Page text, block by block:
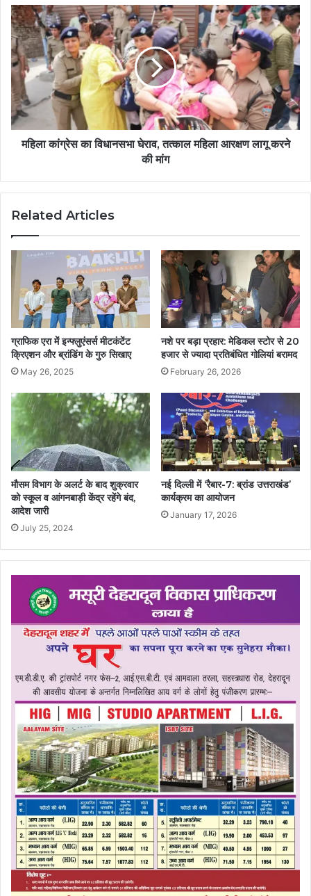
महिला कांग्रेस का विधानसभा घेराव, तत्काल महिला आरक्षण लागू करने
की मांग
Related Articles
ग्राफिक एरा में इन्फ्लुएंसर्स मीटकंटेंट
क्रिएशन और ब्रांडिंग के गुरु सिखाए
May 26, 2025
नशे पर बड़ा प्रहार: मेडिकल स्टोर से 20
हजार से ज्यादा प्रतिबंधित गोलियां बरामद
February 26, 2026
मौसम विभाग के अलर्ट के बाद शुक्रवार
को स्कूल व आंगनबाड़ी केंद्र रहेंगे बंद,
आदेश जारी
July 25, 2024
नई दिल्ली में ‘रैबार-7: ब्रांड उत्तराखंड’
कार्यक्रम का आयोजन
January 17, 2026